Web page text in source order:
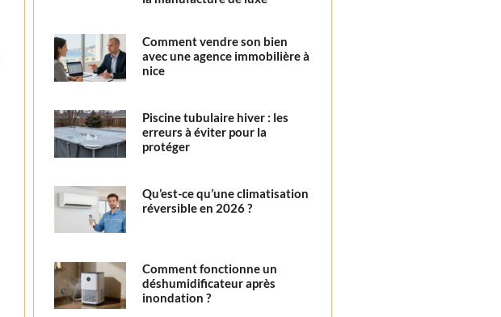
Comment vendre son bien
avec une agence immobilière à
nice
Piscine tubulaire hiver : les
erreurs à éviter pour la
protéger
Qu’est-ce qu’une climatisation
réversible en 2026 ?
Comment fonctionne un
déshumidificateur après
inondation ?